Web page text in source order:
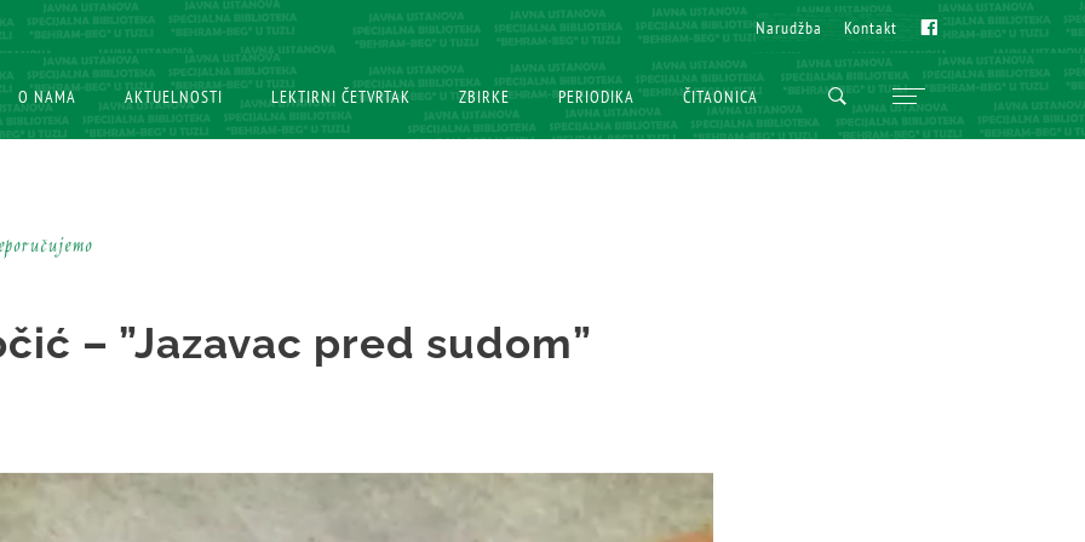
Narudžba
Narudžba Kontakt
Kontakt Fb
Fb
O NAMA
O NAMA AKTUELNOSTI
AKTUELNOSTI LEKTIRNI ČETVRTAK
LEKTIRNI ČETVRTAK ZBIRKE
ZBIRKE PERIODIKA
PERIODIKA ČITAONICA
ČITAONICA
– ”Jazavac pred sudom”